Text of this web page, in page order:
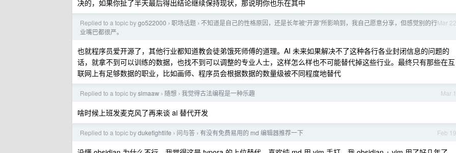
决的，如果你扯了半天最后得出结论继续保持现状，那说明你也乐在其中
Mar 22
Replied to a topic bygo522000 › 职场话题 › 不知道是自己的性格原因，还是长年被“开源”所影响到，我自己愿意分享，但感觉别的行
业嘴巴都很严。
也就程序员爱开源了，其他行业都知道教会徒弟饿死师傅的道理。AI 未来如果解决不了这种各行各业封闭信息的问题的
话，就拿不到可以训练的数据，也找不到可以调整的专业人士，这样怎么样也不可能替代掉这些行业。最终只有那些在互
联网上有足够数据的职业，比如画师、程序员会根据数据的数量级被不同程度地替代
Mar 1
Replied to a topic byslmaaw › 随想 › 我觉得古法编程是一种乐趣
啥时候上班发麦克风了再来谈 ai 替代开发
Feb 19
Replied to a topic bydukefightlife › 问与答 › 有没有免费易用的 md 编辑器推荐一下